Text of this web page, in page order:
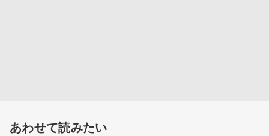
あわせて読みたい